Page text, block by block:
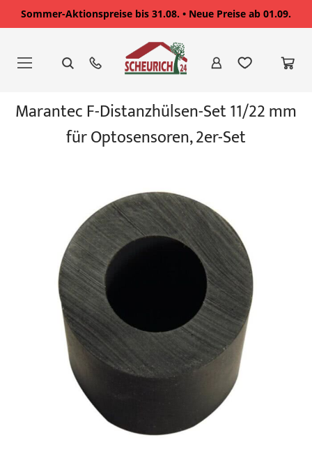
Sommer-Aktionspreise bis 31.08. • Neue Preise ab 01.09.
springen
EndeMarantec F-Distanzhülsen-Set 11/22 mm
für Optosensoren, 2er-Set